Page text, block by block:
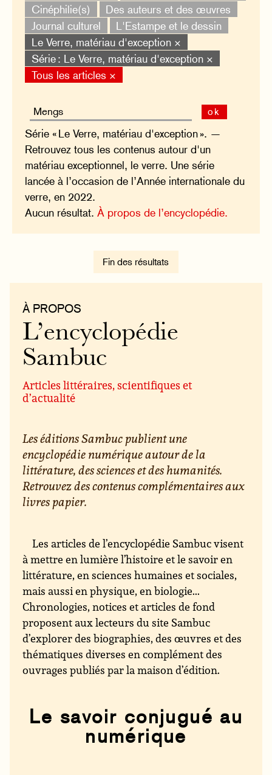
Cinéphilie(s)
Des auteurs et des œuvres
Journal culturel
L'Estampe et le dessin
Le Verre, matériau d'exception ×
Série : Le Verre, matériau d'exception ×
Tous les articles ×
ok
Série « Le Verre, matériau d'exception ». —
Retrouvez tous les contenus autour d'un
matériau exceptionnel, le verre. Une série
lancée à l’occasion de l’Année internationale du
verre, en 2022.
Aucun résultat.À propos de l’encyclopédie.
Fin des résultats
À PROPOS
L’encyclopédie
Sambuc
Articles littéraires, scientifiques et
d’actualité
Les éditions Sambuc publient une
encyclopédie numérique autour de la
littérature, des sciences et des humanités.
Retrouvez des contenus complémentaires aux
livres papier.
Les articles de l’encyclopédie Sambuc visent
à mettre en lumière l’histoire et le savoir en
littérature, en sciences humaines et sociales,
mais aussi en physique, en biologie...
Chronologies, notices et articles de fond
proposent aux lecteurs du site Sambuc
d’explorer des biographies, des œuvres et des
thématiques diverses en complément des
ouvrages publiés par la maison d’édition.
Le savoir conjugué au
numérique